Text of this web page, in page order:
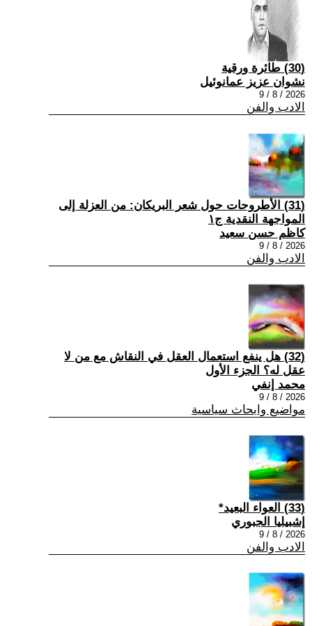
(30) طائرة ورقية
نشوان عزيز عمانوئيل
2026 / 8 / 9
الادب والفن
(31) الأطروحات حول شعر البريكان: من العزلة إلى
المواجهة النقدية ج١
كاظم حسن سعيد
2026 / 8 / 9
الادب والفن
(32) هل ينفع استعمال العقل في النقاش مع من لا
عقل له؟ الجزء الأول
محمد إنفي
2026 / 8 / 9
مواضيع وابحاث سياسية
(33) العواء البعيد*
إشبيليا الجبوري
2026 / 8 / 9
الادب والفن